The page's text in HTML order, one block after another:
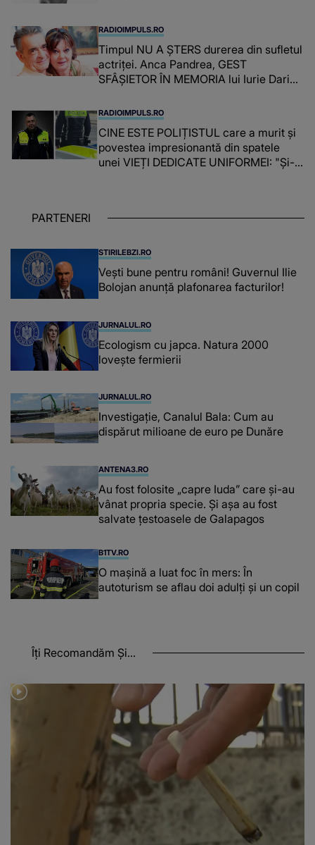
RADIOIMPULS.RO
Timpul NU A ȘTERS durerea din sufletul
actriței. Anca Pandrea, GEST
SFÂȘIETOR ÎN MEMORIA lui Iurie Darie:
timpul parcă..."
RADIOIMPULS.RO
CINE ESTE POLIȚISTUL care a murit și
povestea impresionantă din spatele
unei VIEȚI DEDICATE UNIFORMEI: "Și-a
PARTENERI
STIRILEBZI.RO
Vești bune pentru români! Guvernul Ilie
Bolojan anunță plafonarea facturilor!
JURNALUL.RO
Ecologism cu japca. Natura 2000
lovește fermierii
JURNALUL.RO
Investigație, Canalul Bala: Cum au
dispărut milioane de euro pe Dunăre
ANTENA3.RO
Au fost folosite „capre Iuda” care și-au
vânat propria specie. Și așa au fost
salvate țestoasele de Galapagos
B1TV.RO
O maşină a luat foc în mers: În
autoturism se aflau doi adulți și un copil
Îți Recomandăm Și...